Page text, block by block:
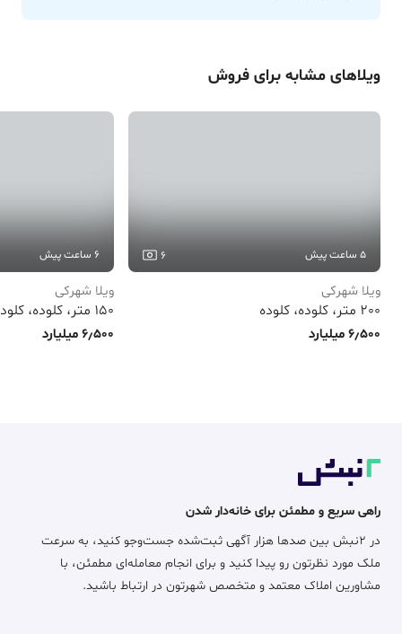
ویلا‌های مشابه برای فروش
5 ساعت پیش 6
ویلا شهرکی
200 متر، کلوده، کلوده
6٫500 میلیارد
6 ساعت پیش
ویلا شهرکی
150 متر، کلوده، کلوده
6٫500 میلیارد
راهی سریع و مطمئن برای خانه‌دار شدن
در ۲نبش بین صدها هزار آگهی ثبت‌شده جست‌وجو کنید، به سرعت
ملک مورد نظرتون رو پیدا کنید و برای انجام معامله‌ای مطمئن، با
مشاورین املاک معتمد و متخصص شهرتون در ارتباط باشید.